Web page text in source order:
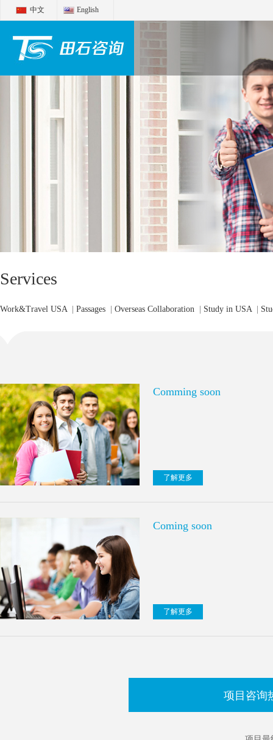
中文 English
Services
Work&Travel USA| Passages Overseas Collaboration Study in USA|
Comming soon
了解更多
Coming soon
了解更多
项目咨询